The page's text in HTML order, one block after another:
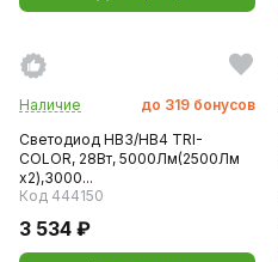
Наличие до 319 бонусов
Светодиод HB3/HB4 TRI-
COLOR, 28Вт, 5000Лм(2500Лм
x2),3000...
Код 444150
3 534 ₽